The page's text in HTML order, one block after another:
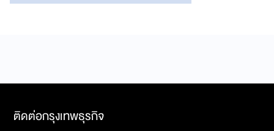
ติดต่อกรุงเทพธุรกิจ